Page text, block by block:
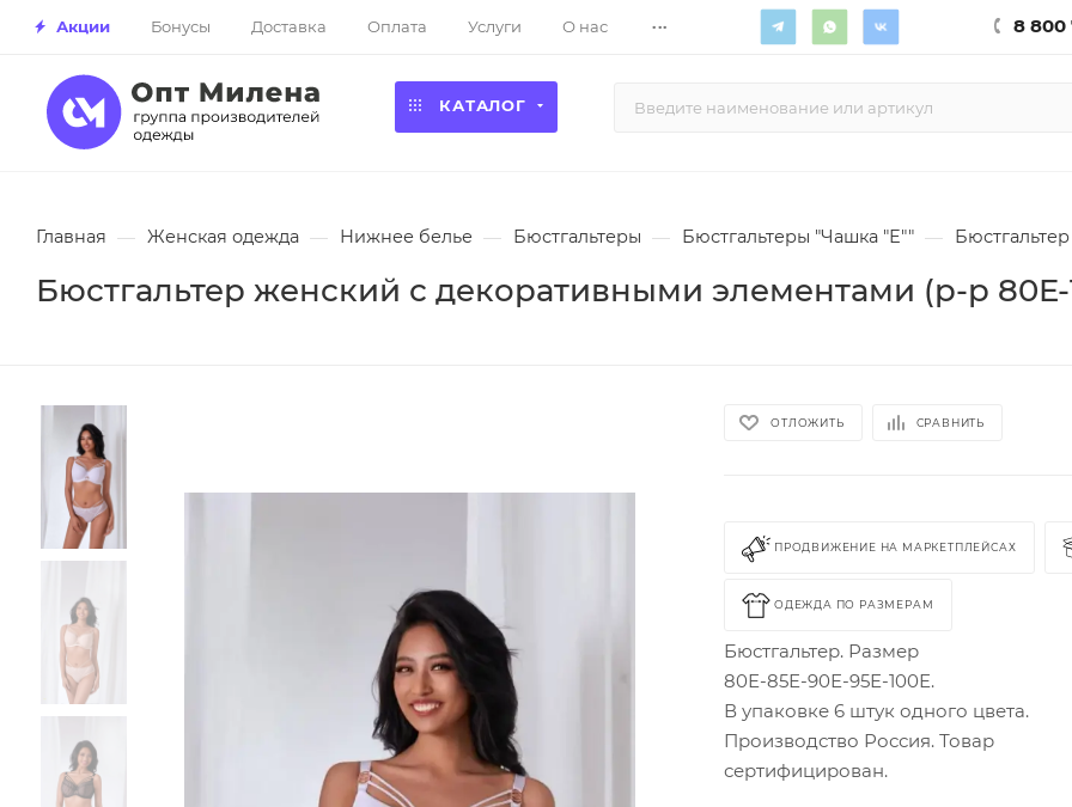
Акции Бонусы Доставка Оплата Услуги О нас ... 8 800
КАТАЛОГ
Главная — Женская одежда — Нижнее белье — Бюстгальтеры — Бюстгальтеры "Чашка "Е"" —
Бюстгальтер женский с декоративными элементами (р-р 80E-
ОТЛОЖИТЬ СРАВНИТЬ
ПРОДВИЖЕНИЕ НА МАРКЕТПЛЕЙСАХ
ОДЕЖДА ПО РАЗМЕРАМ
Бюстгальтер. Размер
80Е-85Е-90Е-95Е-100Е.
В упаковке 6 штук одного цвета.
Производство Россия. Товар
сертифицирован.